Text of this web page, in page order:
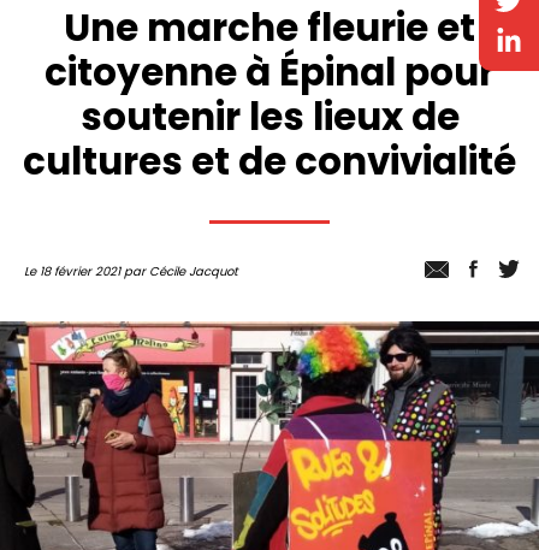
Une marche fleurie et
citoyenne à Épinal pour
soutenir les lieux de
cultures et de convivialité
Le 18 février 2021 par Cécile Jacquot